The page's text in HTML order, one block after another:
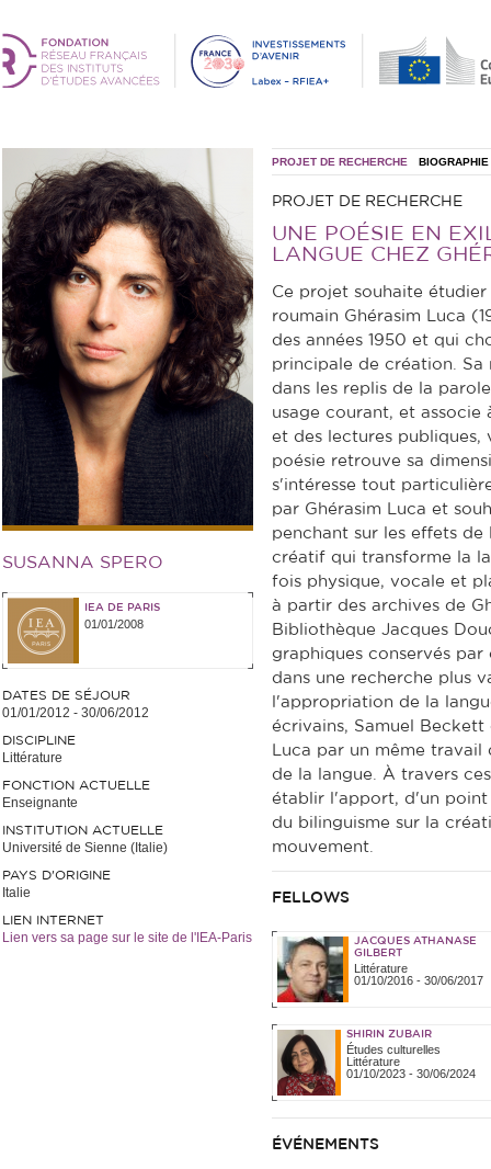
SUSANNA SPERO
IEA DE PARIS
01/01/2008
DATES DE SÉJOUR
01/01/2012 - 30/06/2012
DISCIPLINE
Littérature
FONCTION ACTUELLE
Enseignante
INSTITUTION ACTUELLE
Université de Sienne (Italie)
PAYS D'ORIGINE
Italie
LIEN INTERNET
Lien vers sa page sur le site de l'IEA-Paris
PROJET DE RECHERCHE BIOGRAPHIE
PROJET DE RECHERCHE
UNE POÉSIE EN
LANGUE CHEZ
Ce projet souhaite
roumain Ghérasim Luca
des années 1950 et qui
principale de création. Sa
dans les replis de la
usage courant, et
et des lectures publiques,
poésie retrouve sa
s'intéresse tout
par Ghérasim Luca et
penchant sur les effets
créatif qui transforme la
fois physique, vocale et
à partir des archives de
Bibliothèque Jacques
graphiques conservés
dans une recherche plus
l'appropriation de la
écrivains, Samuel Beckett
Luca par un même
de la langue. À travers
établir l'apport, d'un
du bilinguisme sur la
mouvement.
FELLOWS
JACQUES ATHANASE
GILBERT
Littérature
01/10/2016- 30/06/2017
SHIRIN ZUBAIR
Études culturelles
Littérature
01/10/2023- 30/06/2024
ÉVÉNEMENTS